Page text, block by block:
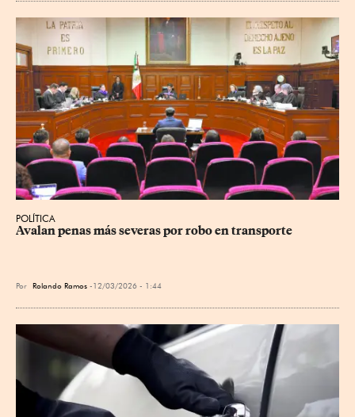
POLÍTICA
Avalan penas más severas por robo en transporte
Por Rolando Ramos 12/03/2026 - 1:44